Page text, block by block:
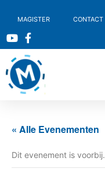
MAGISTER CONTACT
« Alle Evenementen
Dit evenement is voorbij.